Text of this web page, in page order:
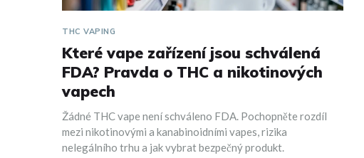
THC VAPING
Které vape zařízení jsou schválená
FDA? Pravda o THC a nikotinových
vapech
Žádné THC vape není schváleno FDA. Pochopněte rozdíl
mezi nikotinovými a kanabinoidními vapes, rizika
nelegálního trhu a jak vybrat bezpečný produkt.